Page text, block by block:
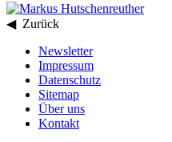
◀ Zurück
Newsletter
Impressum
Datenschutz
Sitemap
Über uns
Kontakt